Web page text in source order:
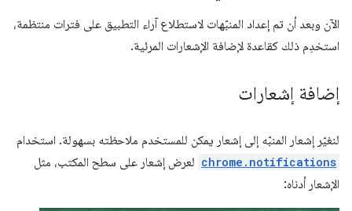
الآن وبعد أن تم إعداد المنبّهات لاستطلاع آراء التطبيق على فترات منتظمة،
استخدِم ذلك كقاعدة لإضافة الإشعارات المرئية.
إضافة إشعارات
لنغيّر إشعار المنبّه إلى إشعار يمكن للمستخدم ملاحظته بسهولة. استخدام
chrome.notifications لعرض إشعار على سطح المكتب، مثل
الإشعار أدناه: